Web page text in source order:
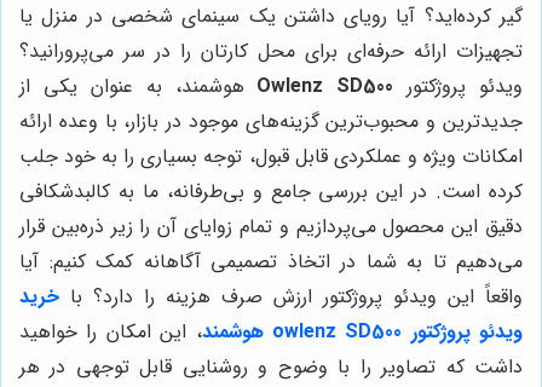
گیر کرده‌اید؟ آیا رویای داشتن یک سینمای شخصی در منزل یا
تجهیزات ارائه حرفه‌ای برای محل کارتان را در سر می‌پرورانید؟
ویدئو پروژکتور Owlenz SD500 هوشمند، به عنوان یکی از
جدیدترین و محبوب‌ترین گزینه‌های موجود در بازار، با وعده ارائه
امکانات ویژه و عملکردی قابل قبول، توجه بسیاری را به خود جلب
کرده است. در این بررسی جامع و بی‌طرفانه، ما به کالبدشکافی
دقیق این محصول می‌پردازیم و تمام زوایای آن را زیر ذره‌بین قرار
می‌دهیم تا به شما در اتخاذ تصمیمی آگاهانه کمک کنیم: آیا
واقعاً این ویدئو پروژکتور ارزش صرف هزینه را دارد؟ با خرید
ویدئو پروژکتور owlenz SD500 هوشمند
، این امکان را خواهید
داشت که تصاویر را با وضوح و روشنایی قابل توجهی در هر